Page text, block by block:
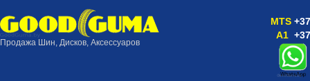
Продажа Шин, Дисков, Аксессуаров
MTS
A1